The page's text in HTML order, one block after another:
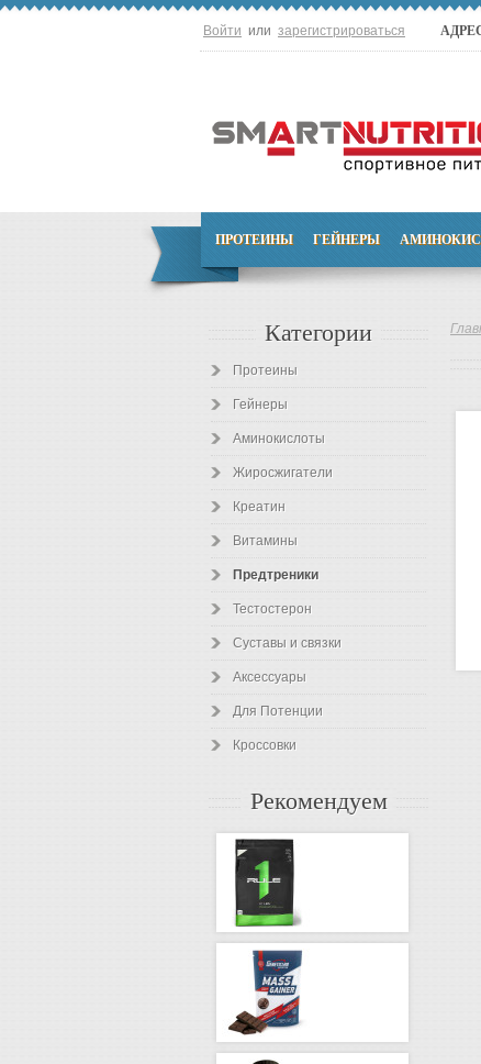
Войти или зарегистрироваться
ПРОТЕИНЫ ГЕЙНЕРЫ
Категории
Протеины
Гейнеры
Аминокислоты
Жиросжигатели
Креатин
Витамины
Предтреники
Тестостерон
Суставы и связки
Аксессуары
Для Потенции
Кроссовки
Рекомендуем